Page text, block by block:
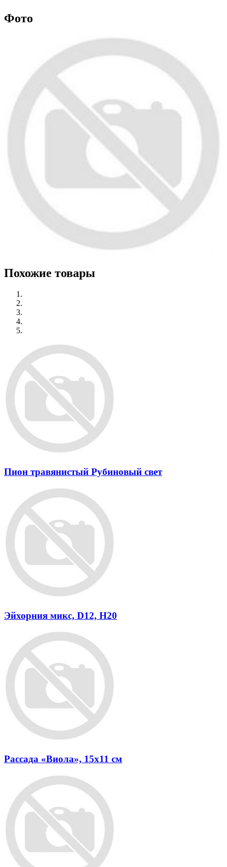
Фото
Похожие товары
Пион травянистый Рубиновый свет
Эйхорния микс, D12, H20
Рассада «Виола», 15x11 см